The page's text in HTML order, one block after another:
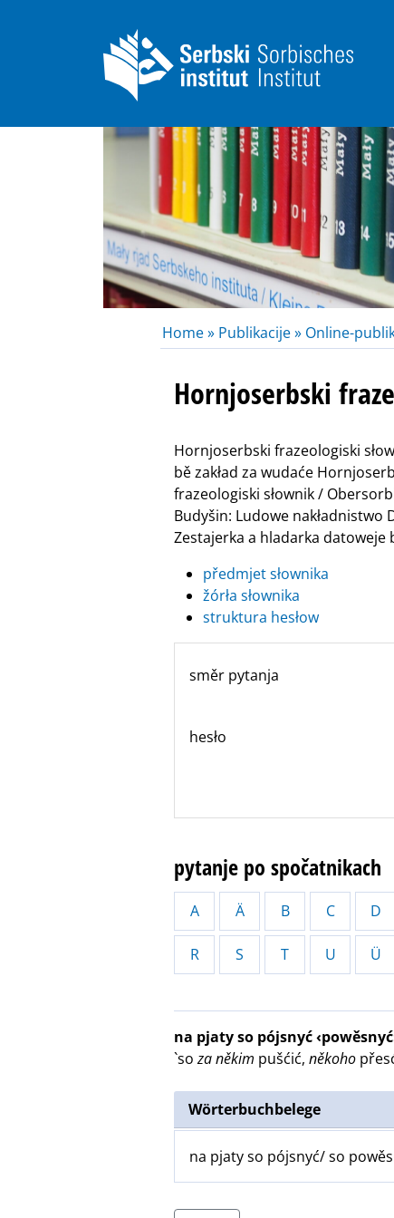
Home » Publikacije » Online-
Hornjoserbski
Hornjoserbski frazeologiski
bě zakład za wudaće
frazeologiski słownik /
Budyšin: Ludowe nakładnistwo
Zestajerka a hladarka datoweje
předmjet słownika
žórła słownika
struktura hesłow
směr pytanja
hesło
pytanje po spočatnikach
A Ä B C D
R S T U Ü
na pjaty so pójsnyć
`soza někim pušćić, někoho
Wörterbuchbelege
na pjaty so pójsnyć/ so